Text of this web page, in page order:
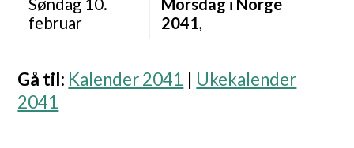
Søndag 10.
februar
Morsdag i Norge
2041,
Gå til: Kalender 2041
Ukekalender
2041